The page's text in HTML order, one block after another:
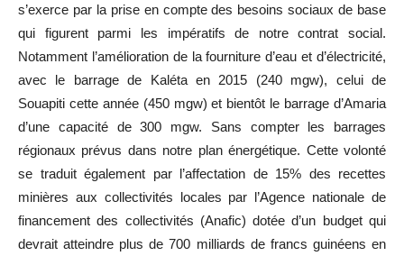
s’exerce par la prise en compte des besoins sociaux de base
qui figurent parmi les impératifs de notre contrat social.
Notamment l’amélioration de la fourniture d’eau et d’électricité,
avec le barrage de Kaléta en 2015 (240 mgw), celui de
Souapiti cette année (450 mgw) et bientôt le barrage d’Amaria
d’une capacité de 300 mgw. Sans compter les barrages
régionaux prévus dans notre plan énergétique. Cette volonté
se traduit également par l’affectation de 15% des recettes
minières aux collectivités locales par l’Agence nationale de
financement des collectivités (Anafic) dotée d’un budget qui
devrait atteindre plus de 700 milliards de francs guinéens en